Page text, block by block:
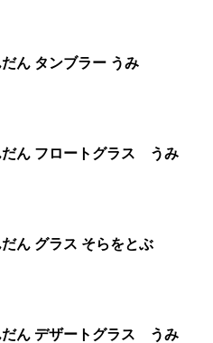
ノラネコぐんだん タンブラー うみ
ノラネコぐんだん フロートグラス うみ
ノラネコぐんだん グラス そらをとぶ
ノラネコぐんだん デザートグラス うみ